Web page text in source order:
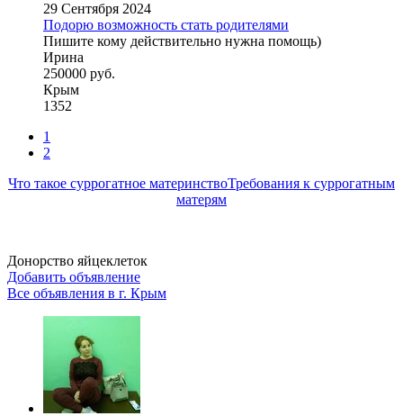
29 Сентября 2024
Подорю возможность стать родителями
Пишите кому действительно нужна помощь)
Ирина
250000 руб.
Крым
1352
1
2
Что такое суррогатное материнствоТребования к суррогатным
матерям
Донорство яйцеклеток
Добавить объявление
Все объявления в г. Крым